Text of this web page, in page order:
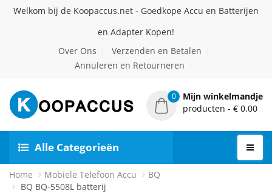
Welkom bij de Koopaccus.net - Goedkope Accu en Batterijen
en Adapter Kopen!
Over Ons
Verzenden en Betalen
Annuleren en Retourneren
0
Mijn winkelmandje
producten - € 0.00
Alle Categorieën
Home Mobiele Telefoon Accu
BQ
BQ BQ-5508L batterij